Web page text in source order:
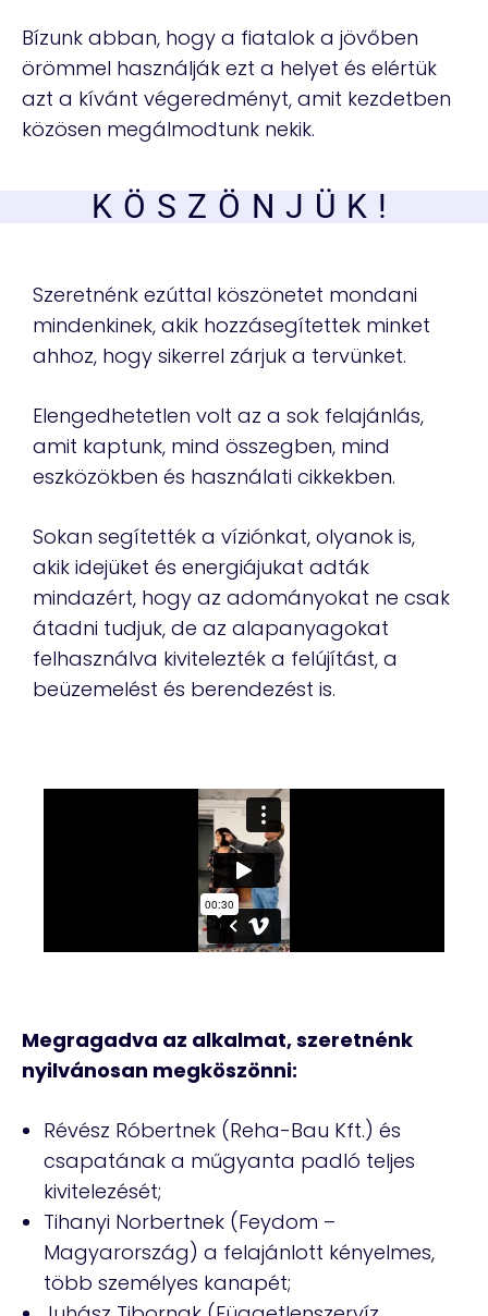
Bízunk abban, hogy a fiatalok a jövőben
örömmel használják ezt a helyet és elértük
azt a kívánt végeredményt, amit kezdetben
közösen megálmodtunk nekik.
KÖSZÖNJÜK!
Szeretnénk ezúttal köszönetet mondani
mindenkinek, akik hozzásegítettek minket
ahhoz, hogy sikerrel zárjuk a tervünket.
Elengedhetetlen volt az a sok felajánlás,
amit kaptunk, mind összegben, mind
eszközökben és használati cikkekben.
Sokan segítették a víziónkat, olyanok is,
akik idejüket és energiájukat adták
mindazért, hogy az adományokat ne csak
átadni tudjuk, de az alapanyagokat
felhasználva kivitelezték a felújítást, a
beüzemelést és berendezést is.
Megragadva az alkalmat, szeretnénk
nyilvánosan megköszönni:
Révész Róbertnek (Reha-Bau Kft.) és
csapatának a műgyanta padló teljes
kivitelezését;
Tihanyi Norbertnek (Feydom –
Magyarország) a felajánlott kényelmes,
több személyes kanapét;